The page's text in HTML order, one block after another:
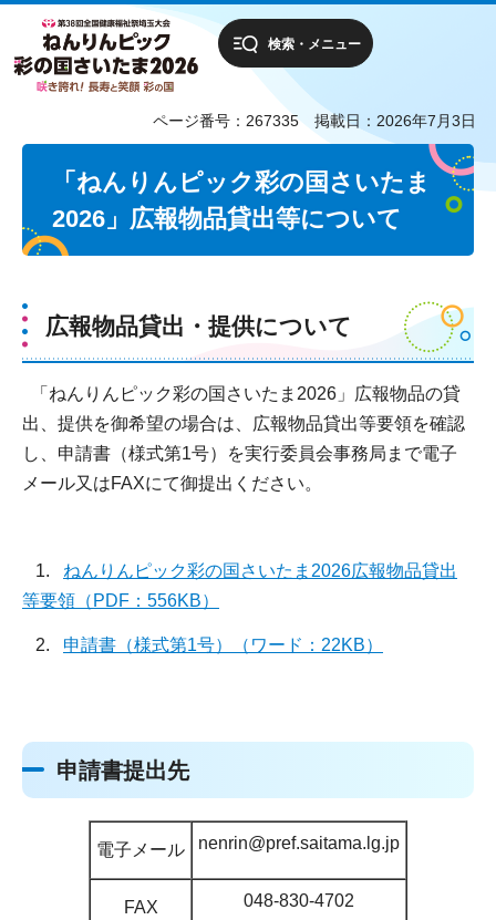
検索・メニュー
ページ番号：267335 掲載日：2026年7月3日
「ねんりんピック彩の国さいたま
2026」広報物品貸出等について
広報物品貸出・提供について
「ねんりんピック彩の国さいたま2026」広報物品の貸
出、提供を御希望の場合は、広報物品貸出等要領を確認
し、申請書（様式第1号）を実行委員会事務局まで電子
メール又はFAXにて御提出ください。
1. ねんりんピック彩の国さいたま2026広報物品貸出
等要領（PDF：556KB）
2. 申請書（様式第1号）（ワード：22KB）
申請書提出先
電子メール nenrin@pref.saitama.lg.jp
FAX 048-830-4702